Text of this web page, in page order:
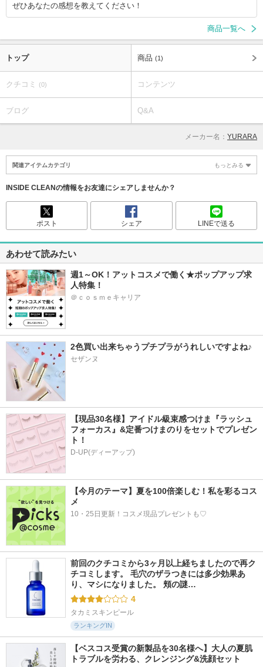
ぜひあなたの感想を教えてください！
商品一覧へ
トップ 商品 (1)
クチコミ (0) コンテンツ
ブログ Q&A
メーカー名： YURARA
関連アイテムカテゴリ もっとみる
INSIDE CLEANの情報をお友達にシェアしませんか？
ポスト シェア LINEで送る
あわせて読みたい
週1～OK！アットコスメで働く★ポップアップ求
人特集！
＠ｃｏｓｍｅキャリア
2色買い出来ちゃうプチプラがうれしいですよね♪
セザンヌ
【現品30名様】アイドル級束感つけま『ラッシュ
フォーカス』&定番つけまのりをセットでプレゼン
ト！
D-UP(ディーアップ)
【今月のテーマ】夏を100倍楽しむ！私を彩るコス
メ
10・25日更新！コスメ現品プレゼントも♡
前回のクチコミから3ヶ月以上経ちましたので再ク
チコミします。 毛穴のザラつきには多少効果あ
り、マシになりました。 頬の謎…
4
タカミスキンピール
ランキングIN
【ベスコス受賞の新製品を30名様へ】大人の夏肌
トラブルを労わる、クレンジング&洗顔セット